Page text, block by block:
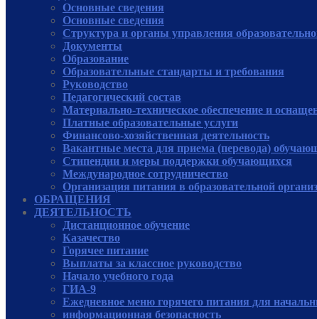
Основные сведения
Основные сведения
Структура и органы управления
Документы
Образование
Образовательные стандарты и требования
Руководcтво
Педагогический состав
Материально-техническое обеспечение и
Платные образовательные услуги
Финансово-хозяйственная деятельность
Вакантные места для приема (перевода)
Стипендии и меры поддержки обучающихся
Международное сотрудничество
Организация питания в образовательной
ОБРАЩЕНИЯ
ДЕЯТЕЛЬНОСТЬ
Дистанционное обучение
Казачество
Горячее питание
Выплаты за классное руководство
Начало учебного года
ГИА-9
Ежедневное меню горячего питания для
информационная безопасность